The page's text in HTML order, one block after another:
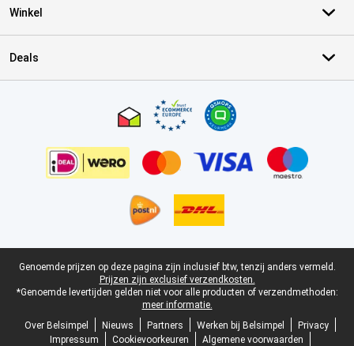
Winkel
Deals
Juridische voettekst
Genoemde prijzen op deze pagina zijn inclusief btw, tenzij anders vermeld.
Prijzen zijn exclusief verzendkosten.
*Genoemde levertijden gelden niet voor alle producten of verzendmethoden:
meer informatie.
Over Belsimpel
Nieuws Partners Werken bij Belsimpel
Privacy
Impressum
Cookievoorkeuren
Algemene voorwaarden